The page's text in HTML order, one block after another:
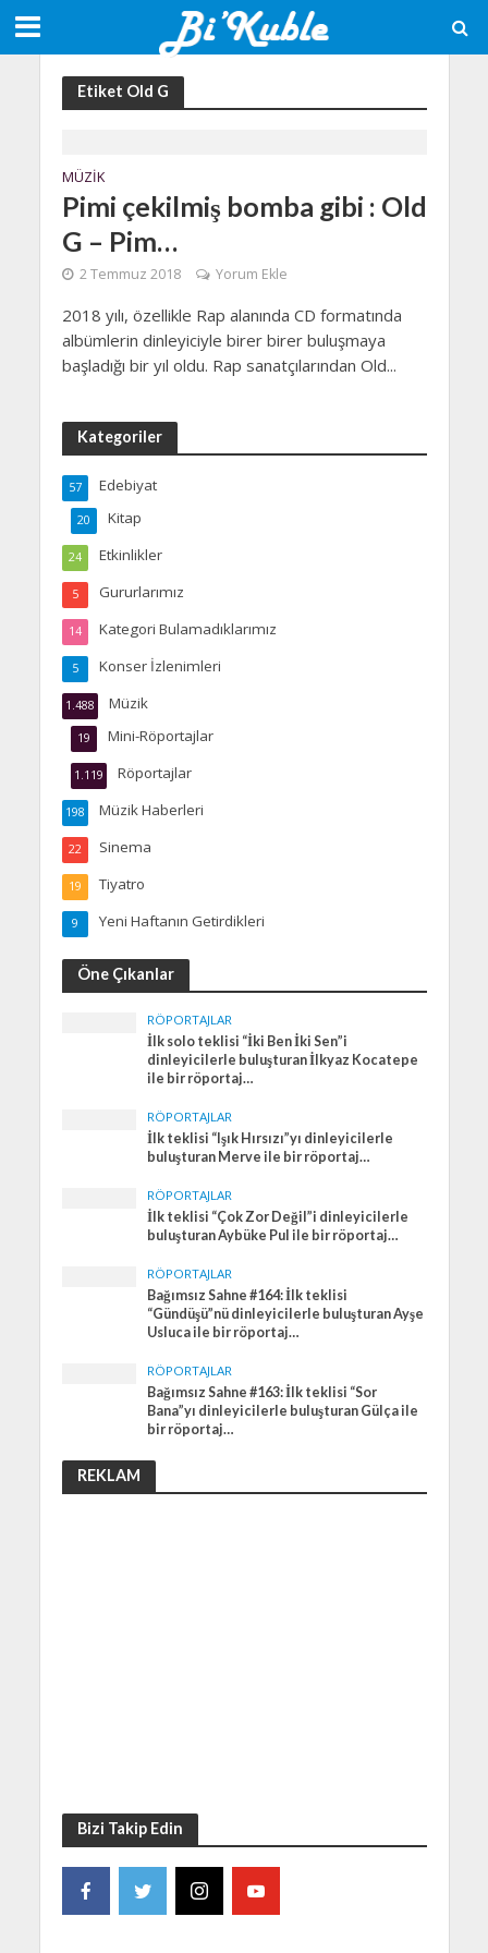
Etiket Old G
MÜZIK
Pimi çekilmiş bomba gibi : Old
G – Pim…
2 Temmuz 2018 Yorum Ekle
2018 yılı, özellikle Rap alanında CD formatında
albümlerin dinleyiciyle birer birer buluşmaya
başladığı bir yıl oldu. Rap sanatçılarından Old...
Kategoriler
Edebiyat
57
Kitap
20
Etkinlikler
24
Gururlarımız
5
Kategori Bulamadıklarımız
14
Konser İzlenimleri
5
Müzik
1.488
Mini-Röportajlar
19
Röportajlar
1.119
Müzik Haberleri
198
Sinema
22
Tiyatro
19
Yeni Haftanın Getirdikleri
9
Öne Çıkanlar
RÖPORTAJLAR
İlk solo teklisi “İki Ben İki Sen”i
dinleyicilerle buluşturan İlkyaz Kocatepe
ile bir röportaj…
RÖPORTAJLAR
İlk teklisi “Işık Hırsızı”yı dinleyicilerle
buluşturan Merve ile bir röportaj…
RÖPORTAJLAR
İlk teklisi “Çok Zor Değil”i dinleyicilerle
buluşturan Aybüke Pul ile bir röportaj…
RÖPORTAJLAR
Bağımsız Sahne #164: İlk teklisi
“Gündüşü”nü dinleyicilerle buluşturan Ayşe
Usluca ile bir röportaj…
RÖPORTAJLAR
Bağımsız Sahne #163: İlk teklisi “Sor
Bana”yı dinleyicilerle buluşturan Gülça ile
bir röportaj…
REKLAM
Bizi Takip Edin